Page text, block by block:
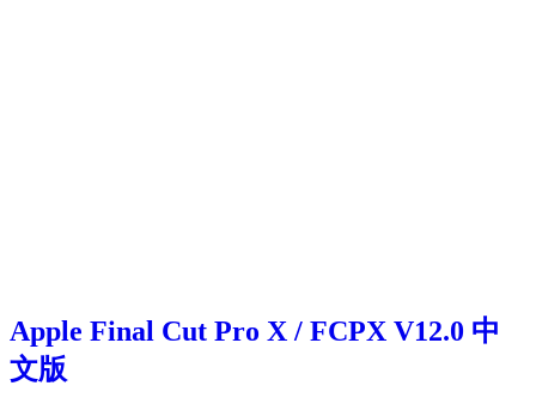
Apple Final Cut Pro X / FCPX V12.0 中
文版